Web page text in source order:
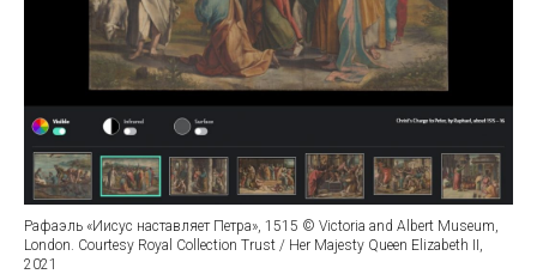
Рафаэль «Иисус наставляет Петра», 1515 © Victoria and Albert Museum,
London. Courtesy Royal Collection Trust / Her Majesty Queen Elizabeth II,
2021